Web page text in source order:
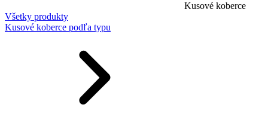
Kusové koberce
Všetky produkty
Kusové koberce podľa typu